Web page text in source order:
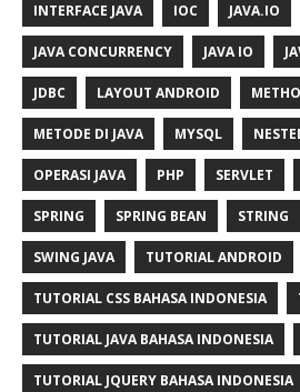
INTERFACE JAVA IOC JAVA.IO
JAVA CONCURRENCY JAVA IO
JDBC LAYOUT ANDROID
METODE DI JAVA MYSQL
OPERASI JAVA PHP SERVLET
SPRING SPRING BEAN STRING
SWING JAVA TUTORIAL ANDROID
TUTORIAL CSS BAHASA INDONESIA
TUTORIAL JAVA BAHASA INDONESIA
TUTORIAL JQUERY BAHASA INDONESIA